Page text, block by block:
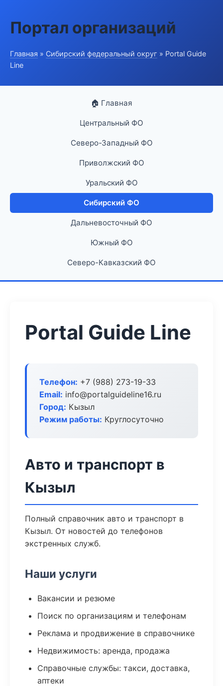
Портал организаций
Главная » Сибирский федеральный округ » Portal Guide
Line
🏠 Главная
Центральный ФО
Северо-Западный ФО
Приволжский ФО
Уральский ФО
Сибирский ФО
Дальневосточный ФО
Южный ФО
Северо-Кавказский ФО
Portal Guide Line
Телефон: +7 (988) 273-19-33
Email: info@portalguideline16.ru
Город: Кызыл
Режим работы: Круглосуточно
Авто и транспорт в
Кызыл
Полный справочник авто и транспорт в
Кызыл. От новостей до телефонов
экстренных служб.
Наши услуги
Вакансии и резюме
Поиск по организациям и телефонам
Реклама и продвижение в справочнике
Недвижимость: аренда, продажа
Справочные службы: такси, доставка,
аптеки